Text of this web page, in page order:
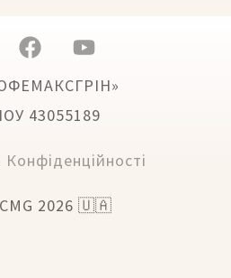
43055189
2026 🇺🇦